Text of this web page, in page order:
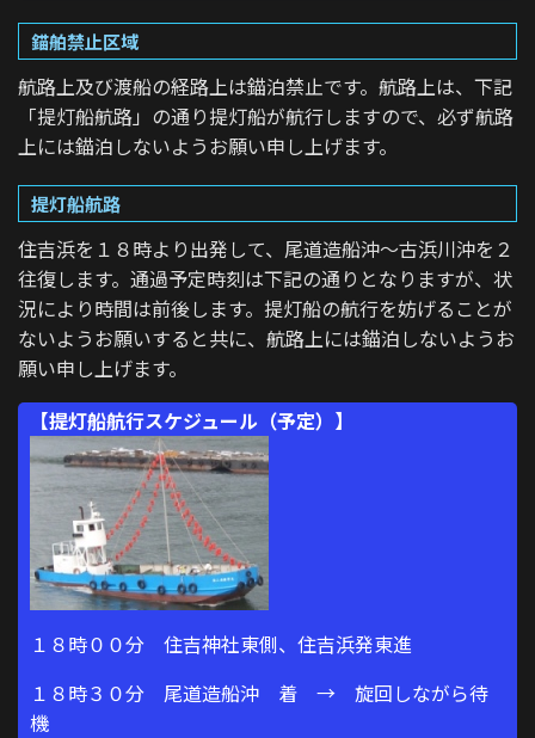
錨舶禁止区域
航路上及び渡船の経路上は錨泊禁止です。航路上は、下記
「提灯船航路」の通り提灯船が航行しますので、必ず航路
上には錨泊しないようお願い申し上げます。
提灯船航路
住吉浜を１８時より出発して、尾道造船沖～古浜川沖を２
往復します。通過予定時刻は下記の通りとなりますが、状
況により時間は前後します。提灯船の航行を妨げることが
ないようお願いすると共に、航路上には錨泊しないようお
願い申し上げます。
【提灯船航行スケジュール（予定）】
１８時００分 住吉神社東側、住吉浜発東進
１８時３０分 尾道造船沖 着 → 旋回しながら待
機